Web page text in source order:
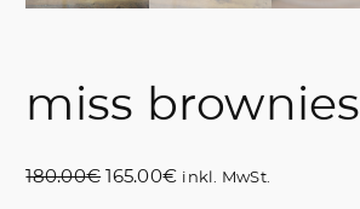
miss brownies
180.00€ U
165.00€Ainkl. MwSt.